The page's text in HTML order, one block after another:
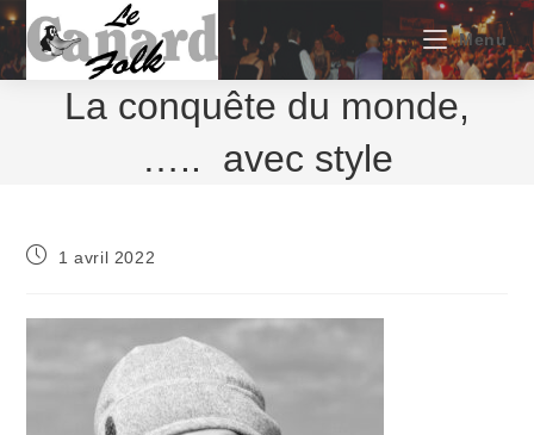
Skip
to
content
Menu
La conquête du monde,
….. avec style
Publication
1 avril 2022